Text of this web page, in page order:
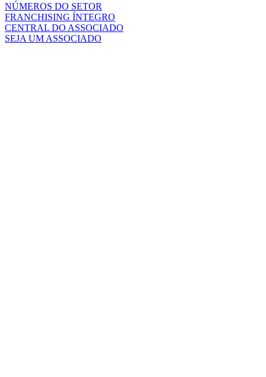
NÚMEROS DO SETOR
FRANCHISING ÍNTEGRO
CENTRAL DO ASSOCIADO
SEJA UM ASSOCIADO